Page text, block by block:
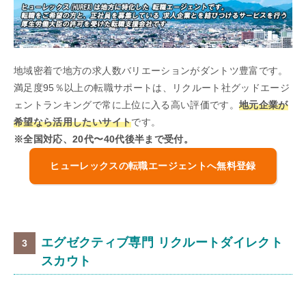
地域密着で地方の求人数バリエーションがダントツ豊富です。
満足度95％以上の転職サポートは、リクルート社グッドエージ
ェントランキングで常に上位に入る高い評価です。地元企業が
希望なら活用したいサイトです。
※全国対応、20代〜40代後半まで受付。
ヒューレックスの転職エージェントへ無料登録
エグゼクティブ専門 リクルートダイレクト
スカウト